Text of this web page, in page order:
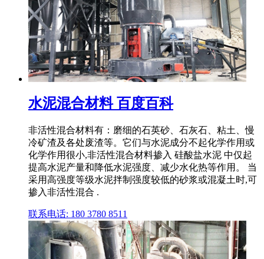
水泥混合材料 百度百科
非活性混合材料有：磨细的石英砂、石灰石、粘土、慢
冷矿渣及各处废渣等。它们与水泥成分不起化学作用或
化学作用很小,非活性混合材料掺入 硅酸盐水泥 中仅起
提高水泥产量和降低水泥强度、减少水化热等作用。 当
采用高强度等级水泥拌制强度较低的砂浆或混凝土时,可
掺入非活性混合 .
联系电话: 180 3780 8511